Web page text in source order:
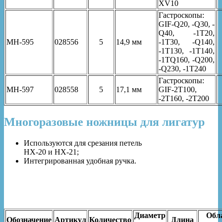
XV10
MH-595 028556 5 14,9 мм
Гастроскопы:
GIF-Q20, -Q30, -
Q40, -1T20,
-1T30, -Q140,
-1T130, -1T140,
-1TQ160, -Q200,
-Q230, -1T240
MH-597 028558 5 17,1 мм
Гастроскопы:
GIF-2T100,
-2T160, -2T200
Многоразовые ножницы для лигатур
Используются для срезания петель
HX-20 и HX-21;
Интегрированная удобная ручка.
Обозначение Артикул Количество
Диаметр
Длина